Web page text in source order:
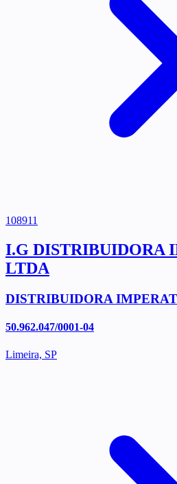
108911
I.G DISTRIBUIDORA
LTDA
DISTRIBUIDORA
50.962.047/0001-04
Limeira, SP